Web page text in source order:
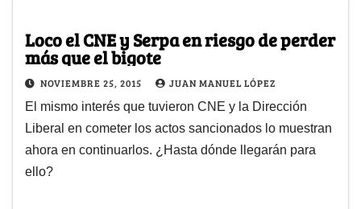
Loco el CNE y Serpa en riesgo de perder
más que el bigote
NOVIEMBRE 25, 2015 JUAN MANUEL LÓPEZ
El mismo interés que tuvieron CNE y la Dirección
Liberal en cometer los actos sancionados lo muestran
ahora en continuarlos. ¿Hasta dónde llegarán para
ello?